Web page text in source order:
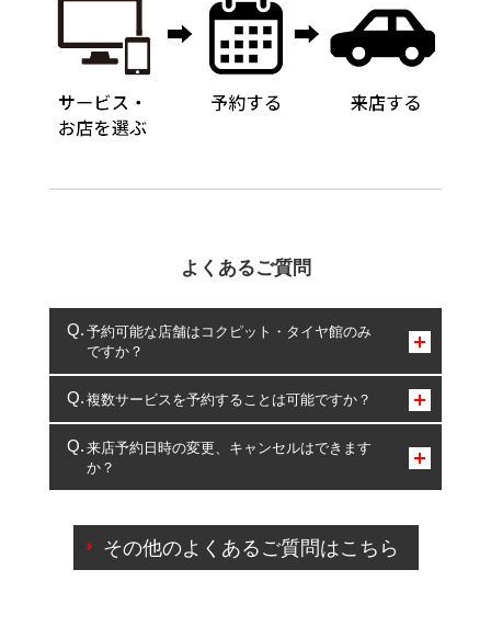
よくあるご質問
予約可能な店舗はコクピット・タイヤ館のみ
ですか？
コクピット・タイヤ館のみとなります。
複数サービスを予約することは可能ですか？
複数サービスのご予約は可能です。
一部の商品・サービスの組み合わせに限り、同時にご予約が
出来ないものもございます。
来店予約日時の変更、キャンセルはできます
か？
ご来店予約日の3営業日前を過ぎている場合のご予約
の日時変更につきましては、直接ご予約の店舗まで
その他のよくあるご質問はこちら